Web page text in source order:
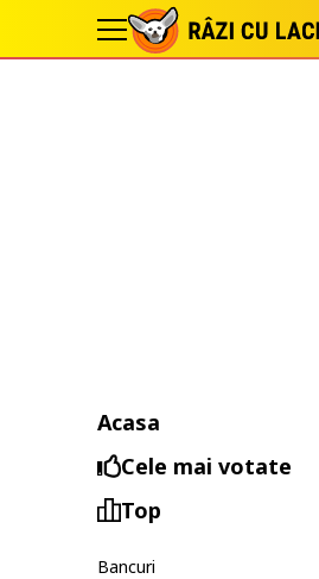
Acasa
Cele mai votate
Top
Bancuri